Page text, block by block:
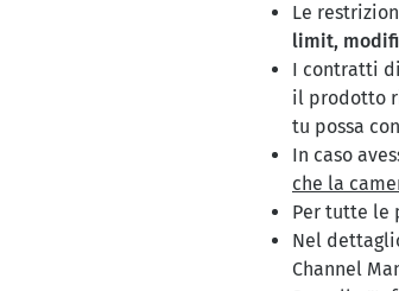
Le
limit,
I contratti
il prodotto
tu possa
In caso
che la
Per tutte le
Nel
Channel